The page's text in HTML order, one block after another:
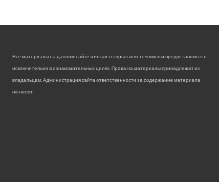
Все материалы на данном сайте взяты из открытых источников и предоставляются
исключительно в ознакомительных целях. Права на материалы принадлежат их
владельцам. Администрация сайта ответственности за содержание материала
не несет.